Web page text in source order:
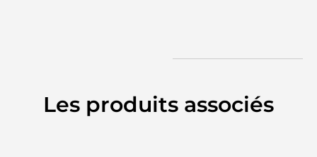
Les produits associés